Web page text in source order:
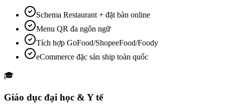
Schema Restaurant + đặt bàn online
Menu QR đa ngôn ngữ
Tích hợp GoFood/ShopeeFood/Foody
eCommerce đặc sản ship toàn quốc
🎓
Giáo dục đại học & Y tế